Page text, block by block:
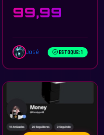
99,99
José ESTOQUE: 1